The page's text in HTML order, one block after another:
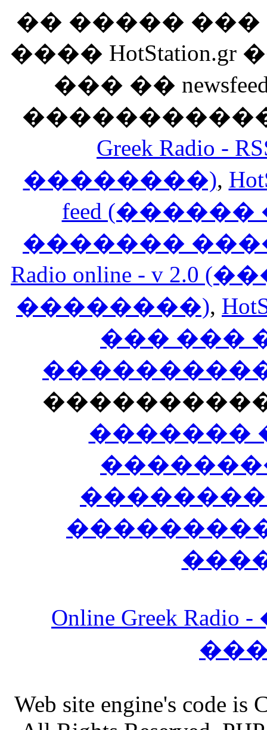
�� �����
����
��� ��
Greek Radio
��������),
feed
�������
Radio online - v
��������),
��� ���
�������
Online Greek
Web site engine's code